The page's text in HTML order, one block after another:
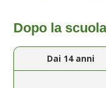
Dopo la
Dai 14 anni